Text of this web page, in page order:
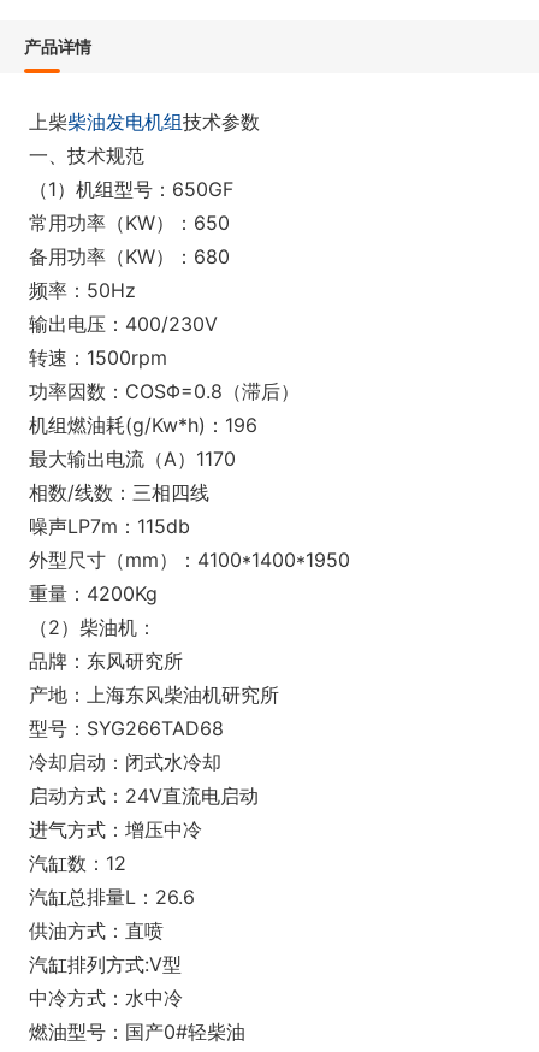
产品详情
上柴柴油发电机组技术参数
一、技术规范
（1）机组型号：650GF
常用功率（KW）：650
备用功率（KW）：680
频率：50Hz
输出电压：400/230V
转速：1500rpm
功率因数：COSΦ=0.8（滞后）
机组燃油耗(g/Kw*h)：196
最大输出电流（A）1170
相数/线数：三相四线
噪声LP7m：115db
外型尺寸（mm）：4100*1400*1950
重量：4200Kg
（2）柴油机：
品牌：东风研究所
产地：上海东风柴油机研究所
型号：SYG266TAD68
冷却启动：闭式水冷却
启动方式：24V直流电启动
进气方式：增压中冷
汽缸数：12
汽缸总排量L：26.6
供油方式：直喷
汽缸排列方式:V型
中冷方式：水中冷
燃油型号：国产0#轻柴油